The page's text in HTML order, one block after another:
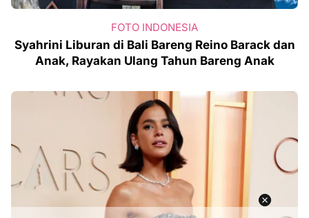
FOTO INDONESIA
Syahrini Liburan di Bali Bareng Reino Barack dan
Anak, Rayakan Ulang Tahun Bareng Anak